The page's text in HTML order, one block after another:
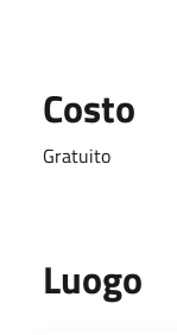
Costo
Gratuito
Luogo